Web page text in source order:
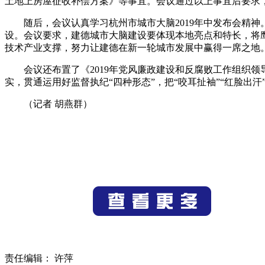
随后，会议认真学习杭州市城市大脑2019年中发布会精
设。会议要求，建德城市大脑建设要体现本地亮点和特长，
技术产业支撑，努力让建德在新一轮城市发展中赢得一席之地
会议还布置了《2019年党风廉政建设和反腐败工作组织
实，贯通运用好监督执纪“四种形态”，把“咬耳扯袖”“红脸出
（记者 胡燕群）
责任编辑： 许萍